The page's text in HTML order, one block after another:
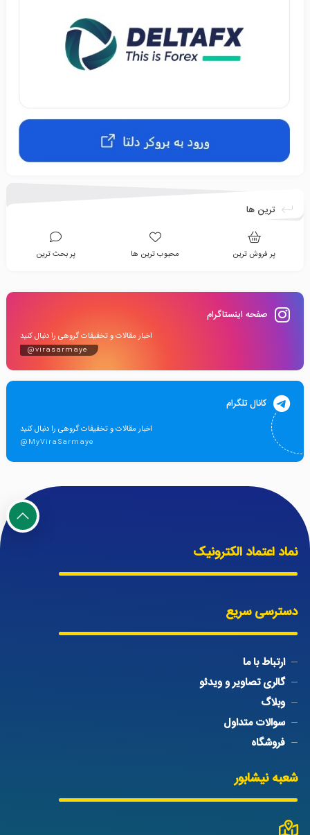
ترین ها
پر فروش ترین محبوب ترین ها پر بحث ترین
صفحه اینستاگرام
اخبار مقالات و تخفیفات گروهی را دنبال کنید
@virasarmaye
کانال تلگرام
اخبار مقالات و تخفیفات گروهی را دنبال کنید
@MyViraSarmaye
نماد اعتماد الکترونیک
دسترسی سریع
ارتباط با ما
گالری تصاویر و ویدئو
وبلاگ
سوالات متداول
فروشگاه
شعبه نیشابور